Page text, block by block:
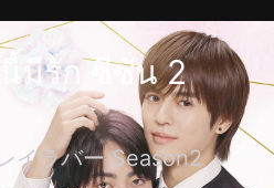
นี้มีรัก ซีซัน 2
イラバー Season2